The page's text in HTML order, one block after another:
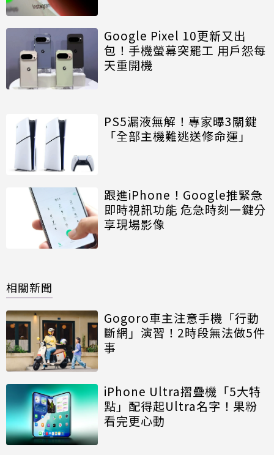
Google Pixel 10更新又出
包！手機螢幕突罷工 用戶怨每
天重開機
PS5漏液無解！專家曝3關鍵
「全部主機難逃送修命運」
跟進iPhone！Google推緊急
即時視訊功能 危急時刻一鍵分
享現場影像
相關新聞
Gogoro車主注意手機「行動
斷網」演習！2時段無法做5件
事
iPhone Ultra摺疊機「5大特
點」配得起Ultra名字！果粉
看完更心動